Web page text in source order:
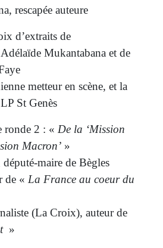
rescapée auteure
d’extraits de
Mukantabana et de
metteur en scène, et la
St Genès
ronde 2 : « De la ‘Mission
Macron’ »
maire de Bègles
de « La France au coeur du
(La Croix), auteur de
»